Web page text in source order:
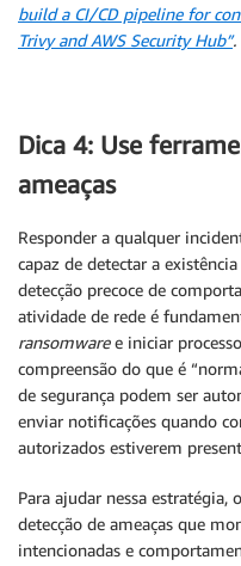
build a CI/CD pipeline for
Trivy and AWS Security Hub”.
Dica 4: Use
ameaças
Responder a qualquer
capaz de detectar a
detecção precoce de
atividade de rede é
ransomwaree iniciar
compreensão do que é
de segurança podem ser
enviar notificações quando
autorizados estiverem
Para ajudar nessa estratégia, o
detecção de ameaças que
intencionadas e